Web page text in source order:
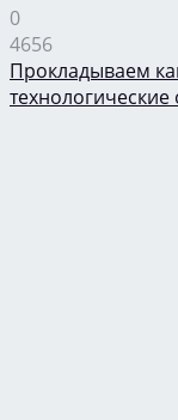
0
4656
Прокладываем